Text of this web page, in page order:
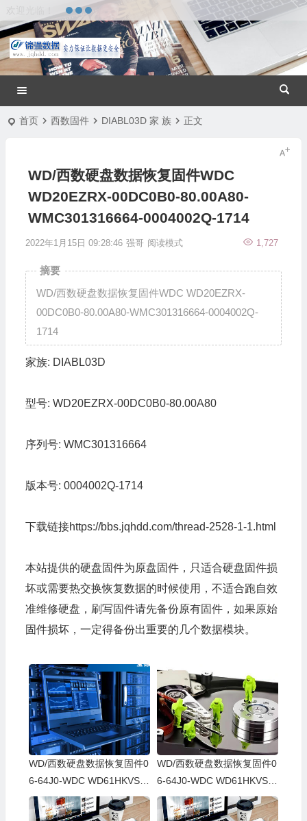
首页 西数固件 DIABL03D 家 族 正文
WD/西数硬盘数据恢复固件WDC
WD20EZRX-00DC0B0-80.00A80-
WMC301316664-0004002Q-1714
2022年1月15日 09:28:46 强哥 1,727
阅读模式
摘要
WD/西数硬盘数据恢复固件WDC WD20EZRX-
00DC0B0-80.00A80-WMC301316664-0004002Q-
1714
家族: DIABL03D
型号: WD20EZRX-00DC0B0-80.00A80
序列号: WMC301316664
版本号: 0004002Q-1714
下载链接https://bbs.jqhdd.com/thread-2528-1-1.html
本站提供的硬盘固件为原盘固件，只适合硬盘固件损
坏或需要热交换恢复数据的时候使用，不适合跑自效
准维修硬盘，刷写固件请先备份原有固件，如果原始
固件损坏，一定得备份出重要的几个数据模块。
WD/西数硬盘数据恢复固件0
6-64J0-WDC WD61HKVS-7
8AUSY0-80-00A80-WD-WX
52D71DH04K-00060064-27
WD/西数硬盘数据恢复固件0
6-64J0-WDC WD61HKVS-7
8AUSY0-80-00A80-WD-WX
22D2143CAS-00060064-27